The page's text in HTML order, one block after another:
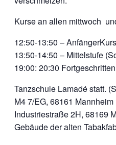
Kurse an allen mittwoch
12:50-13:50 –
13:50-14:50 – Mittelstufe
19:00: 20:30
Tanzschule Lamadé statt.
M4 7/EG, 68161 Mannheim
Industriestraße 2H, 68169
Gebäude der alten